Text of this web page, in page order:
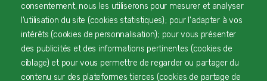
PROFESSIONNELS DE SANTÉ
FAQ
MENTIONS LÉGALES
consentement, nous les utiliserons pour mesurer et analyser
l'utilisation du site (cookies statistiques) ; pour l'adapter à vos
intérêts (cookies de personnalisation) ; pour vous présenter
des publicités et des informations pertinentes (cookies de
ciblage) et pour vous permettre de regarder ou partager du
contenu sur des plateformes tierces (cookies de partage de